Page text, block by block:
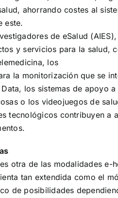
ahorrando costes al
este.
de eSalud
y servicios para la salud,
los
la monitorización que se
los sistemas de apoyo
o los videojuegos de
tecnológicos contribuyen a
otra de las modalidades e-
tan extendida como el
de posibilidades